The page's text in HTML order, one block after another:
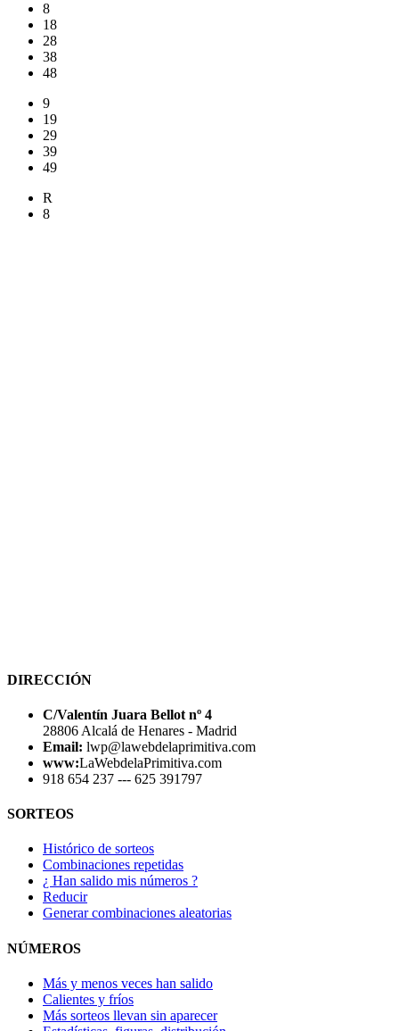
8
18
28
38
48
9
19
29
39
49
R
8
DIRECCIÓN
C/Valentín Juara Bellot nº 4
28806 Alcalá de Henares - Madrid
Email: lwp@lawebdelaprimitiva.com
www:LaWebdelaPrimitiva.com
918 654 237 --- 625 391797
SORTEOS
Histórico de sorteos
Combinaciones repetidas
¿ Han salido mis números ?
Reducir
Generar combinaciones aleatorias
NÚMEROS
Más y menos veces han salido
Calientes y fríos
Más sorteos llevan sin aparecer